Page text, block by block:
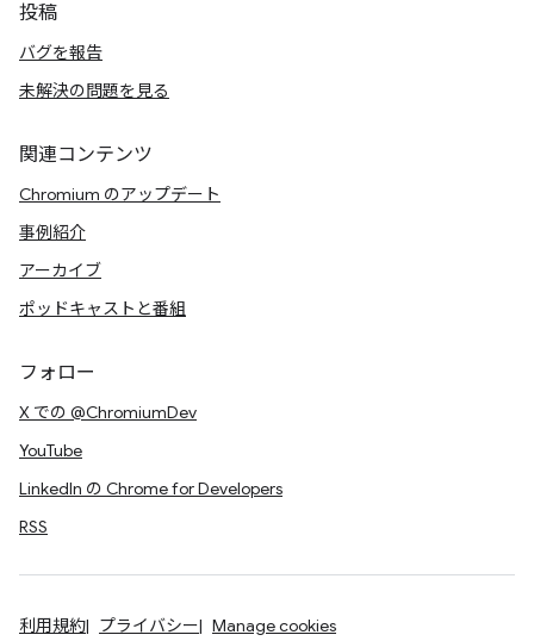
投稿
バグを報告
未解決の問題を見る
関連コンテンツ
Chromium のアップデート
事例紹介
アーカイブ
ポッドキャストと番組
フォロー
X での @ChromiumDev
YouTube
LinkedIn の Chrome for Developers
RSS
利用規約 プライバシー Manage cookies